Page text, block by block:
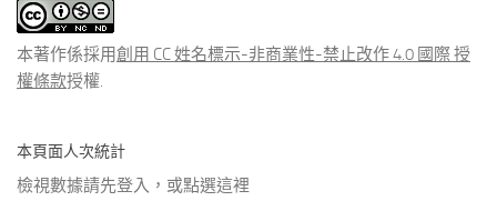
文
章
本著作係採用創用 CC 姓名標示-非商業性-禁止改作 4.0 國際 授
權條款授權.
本頁面人次統計
檢視數據請先登入，或點選這裡